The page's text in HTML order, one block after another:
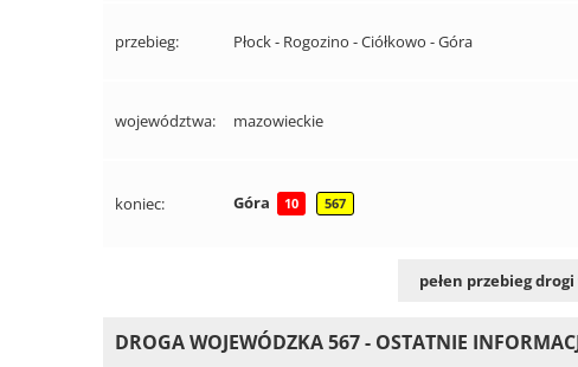
przebieg: Płock - Rogozino - Ciółkowo - Góra
województwa: mazowieckie
koniec: Góra 10 567
pełen przebieg
DROGA WOJEWÓDZKA 567 - OSTATNIE